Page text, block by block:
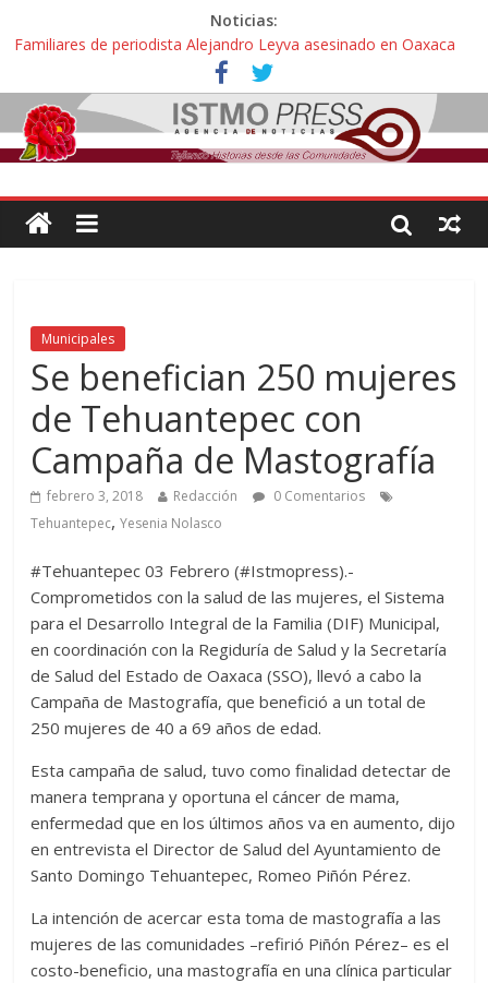
Noticias:
Familiares de periodista Alejandro Leyva asesinado en Oaxaca
protestan y exigen justicia en desfile de delegaciones
Alertan pescadores de Juchitán, Oaxaca de nuevo despojo de su
territorio para construir un parque eólico
Pescadores y comuneros ikoots detienen la extracción ilegal de
material pétreo de gravera Oyamel
ahora pescadores de Salinas del Marqués denuncian daños de
Pemex
Municipales
Se benefician 250 mujeres
de Tehuantepec con
Campaña de Mastografía
febrero 3, 2018 Redacción
0 Comentarios
Tehuantepec,Yesenia Nolasco
#Tehuantepec 03 Febrero (#Istmopress).-
Comprometidos con la salud de las mujeres, el Sistema
para el Desarrollo Integral de la Familia (DIF) Municipal,
en coordinación con la Regiduría de Salud y la Secretaría
de Salud del Estado de Oaxaca (SSO), llevó a cabo la
Campaña de Mastografía, que benefició a un total de
250 mujeres de 40 a 69 años de edad.
Esta campaña de salud, tuvo como finalidad detectar de
manera temprana y oportuna el cáncer de mama,
enfermedad que en los últimos años va en aumento, dijo
en entrevista el Director de Salud del Ayuntamiento de
Santo Domingo Tehuantepec, Romeo Piñón Pérez.
La intención de acercar esta toma de mastografía a las
mujeres de las comunidades –refirió Piñón Pérez– es el
costo-beneficio, una mastografía en una clínica particular